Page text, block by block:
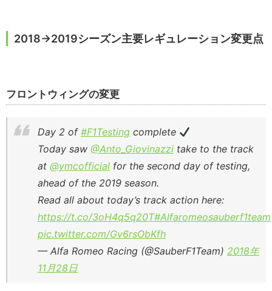
2018→2019シーズン主要レギュレーション変更点
フロントウィングの変更
Day 2 of #F1Testing complete
Today saw @Anto_Giovinazzi take to the track
at @ymcofficial for the second day of testing,
ahead of the 2019 season.
Read all about today’s track action here:
https://t.co/3oH4q5q20T#Alfaromeosauberf1team
pic.twitter.com/Gv6rsObKfh
— Alfa Romeo Racing (@SauberF1Team) 2018年
11月28日